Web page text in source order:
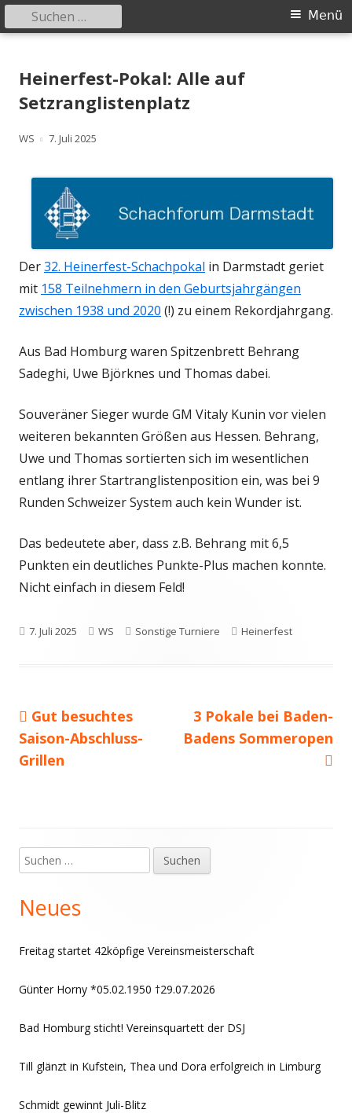
zum
Primäres
Menü
Suchen
nach:
Heinerfest-Pokal: Alle auf
Setzranglistenplatz
Autor
WS
Veröffentlicht
7. Juli 2025
Der32. Heinerfest-Schachpokal in Darmstadt geriet
mit 158 Teilnehmern in den Geburtsjahrgängen
zwischen 1938 und 2020 (!) zu einem Rekordjahrgang.
Aus Bad Homburg waren Spitzenbrett Behrang
Sadeghi, Uwe Björknes und Thomas dabei.
Souveräner Sieger wurde GM Vitaly Kunin vor vielen
weiteren bekannten Größen aus Hessen. Behrang,
Uwe und Thomas sortierten sich im wesentlichen
entlang ihrer Startranglistenposition ein, was bei 9
Runden Schweizer System auch kein Wunder ist.
Das bedeutete aber, dass z.B. Behrang mit 6,5
Punkten ein deutliches Punkte-Plus machen konnte.
Nicht einfach in diesem Feld!
Veröffentlicht
7. Juli 2025 Autor
WS Kategorien
Sonstige Turniere Schlagwörter
Heinerfest
Beitragsnavigation
Vorheriger
Beitrag:
Gut besuchtes
Saison-Abschluss-
Grillen
Nächster
Beitrag
3 Pokale bei Baden-
Badens Sommeropen
Haupt-
Seitenleiste
Suchen
nach:
Neues
Freitag startet 42köpfige Vereinsmeisterschaft
Günter Horny *05.02.1950 †29.07.2026
Bad Homburg sticht! Vereinsquartett der DSJ
Till glänzt in Kufstein, Thea und Dora erfolgreich in Limburg
Schmidt gewinnt Juli-Blitz